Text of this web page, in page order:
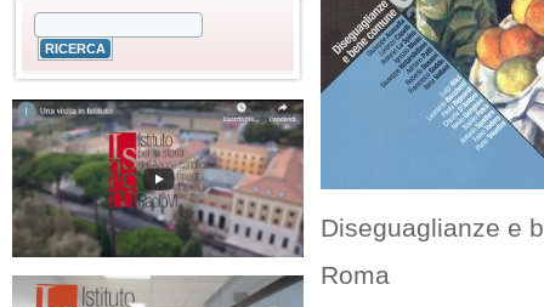
Diseguaglianze e
Roma